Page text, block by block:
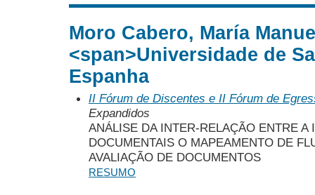
Moro Cabero, María
<span>Universidade de
Espanha
II Fórum de Discentes e II Fórum de
Expandidos
ANÁLISE DA INTER-RELAÇÃO ENTRE
DOCUMENTAIS O MAPEAMENTO DE
AVALIAÇÃO DE DOCUMENTOS
RESUMO